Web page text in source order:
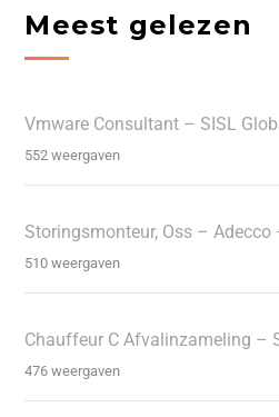
Meest gelezen
Vmware Consultant – SISL
552 weergaven
Storingsmonteur, Oss – Adecco
510 weergaven
Chauffeur C Afvalinzameling –
476 weergaven